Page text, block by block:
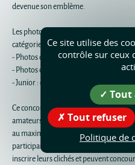
devenue son emblème.
Les photographies doivent
catégories :
- Photos d'hier : archives, anciennes,
- Photos d'aujourd'hui :
- Junior : de 13 à 17 ans.
Ce concours est gratuit, libre et
amateurs dès l'âge de 13 ans. Chaque
au maximum mais ne peut être lauréat
participants majeurs doivent indiquer
inscrire leurs clichés et peuvent
Ce site utilise des
contrôle sur ceux
Tout
Tout refuser
Politique de